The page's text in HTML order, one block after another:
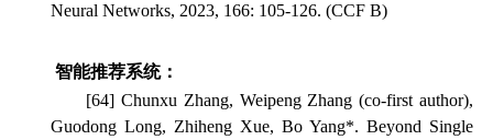
Neural Networks, 2023, 166: 105-126. (CCF B)
智能推荐系统：
[64] Chunxu Zhang, Weipeng Zhang (co-first author),
Guodong Long, Zhiheng Xue, Bo Yang*. Beyond Single